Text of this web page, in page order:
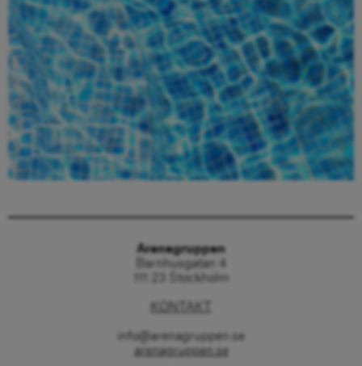
Beställ här
Arenagruppen
Barnhusgatan 4
111 23 Stockholm
KONTAKT
info@arenagruppen.se
arenagruppen.se